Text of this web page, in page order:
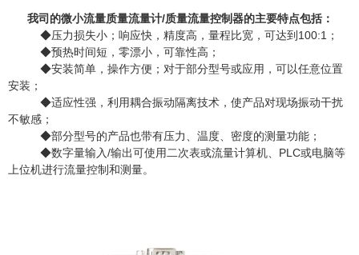
我司的微小流量质量流量计/质量流量控制器的主要特点包括：
◆压力损失小；响应快，精度高，量程比宽，可达到100:1；
◆预热时间短，零漂小，可靠性高；
◆安装简单，操作方便；对于部分型号或应用，可以任意位置
安装；
◆适应性强，利用耦合振动隔离技术，使产品对现场振动干扰
不敏感；
◆部分型号的产品也带有压力、温度、密度的测量功能；
◆数字量输入/输出可使用二次表或流量计算机、PLC或电脑等
上位机进行流量控制和测量。